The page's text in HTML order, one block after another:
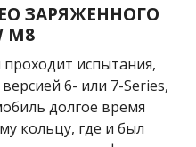
ЗАРЯЖЕННОГО
М8
испытания,
6- или 7-Series,
долгое время
кольцу, где и был